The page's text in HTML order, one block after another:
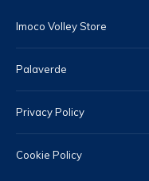
Imoco Volley Store
Palaverde
Privacy Policy
Cookie Policy